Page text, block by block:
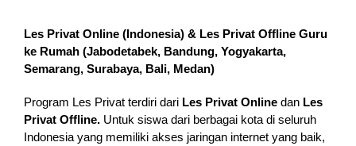
Les Privat Online (Indonesia) & Les Privat Offline Guru
ke Rumah (Jabodetabek, Bandung, Yogyakarta,
Semarang, Surabaya, Bali, Medan)
Program Les Privat terdiri dari Les Privat Online dan Les
Privat Offline. Untuk siswa dari berbagai kota di seluruh
Indonesia yang memiliki akses jaringan internet yang baik,